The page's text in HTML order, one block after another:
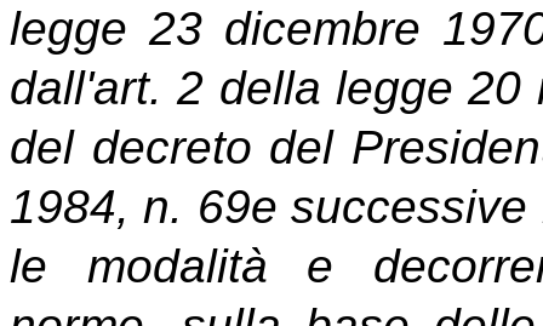
legge 23 dicembre
dall'art. 2 della legge
del decreto del
1984, n. 69e
le modalità e